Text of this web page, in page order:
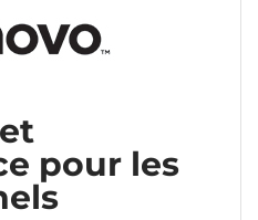
pour les